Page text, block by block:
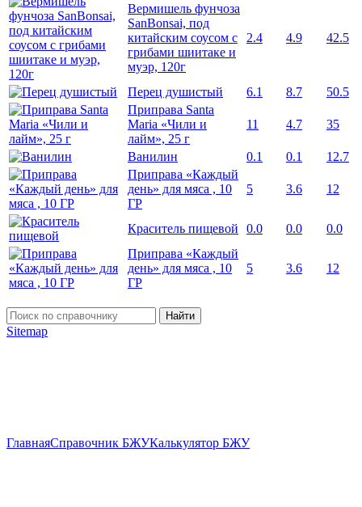
Вермишель фунчоза
SanBonsai, под
китайским соусом с
грибами шиитаке и
муэр, 120г
2.4 4.9 42.5
Перец душистый 6.1 8.7
50.5
Приправа Santa
Maria «Чили и
лайм», 25 г
11 4.7 35
Ванилин 0.1 0.1
12.7
Приправа «Каждый
день» для мяса , 10
ГР
5 3.6 12
Краситель пищевой 0.0 0.0
0.0
Приправа «Каждый
день» для мяса , 10
ГР
5 3.6 12
Найти
Sitemap
ГлавнаяСправочник БЖУКалькулятор БЖУ